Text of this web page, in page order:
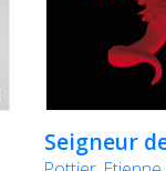
Seigneur